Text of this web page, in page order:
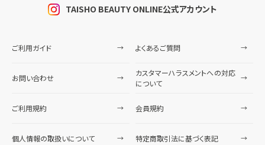
TAISHO BEAUTY ONLINE公式アカウント
ご利用ガイド よくあるご質問
お問い合わせ
カスタマーハラスメントへの対応
について
ご利用規約 会員規約
個人情報の取扱いについて 特定商取引法に基づく表記